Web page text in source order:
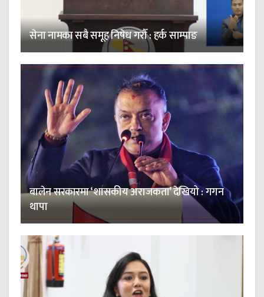
सेना नामका सबै समूह निषेध गरौँ : हर्क साम्पाङ
बालेन सरकारमा ‘शासकीय अराजकता’ देखियो : गगन
थापा